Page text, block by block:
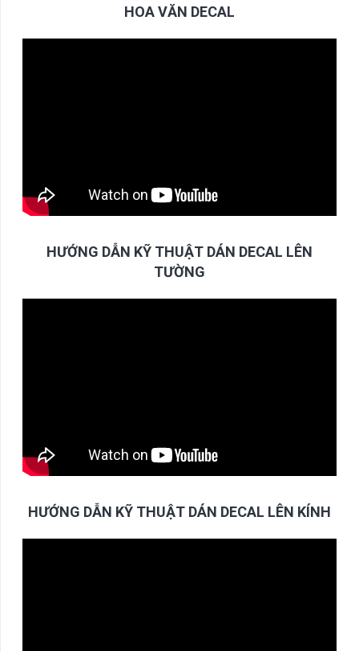
HOA VĂN DECAL
HƯỚNG DẪN KỸ THUẬT DÁN DECAL LÊN
TƯỜNG
HƯỚNG DẪN KỸ THUẬT DÁN DECAL LÊN KÍNH